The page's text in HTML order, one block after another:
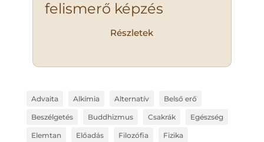
felismerő képzés
Részletek
Advaita Alkímia Alternatív Belső erő
Beszélgetés Buddhizmus Csakrák Egészség
Elemtan Előadás Filozófia Fizika